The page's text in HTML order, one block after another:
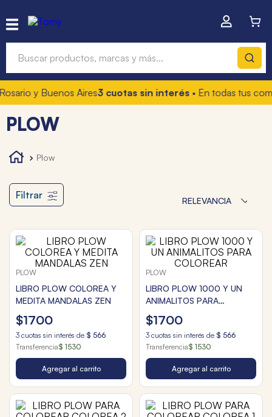
y Buenos Aires3 cuotas sin interés• En todas tus
PLOW
plow
Filtrar RELEVANCIA
PLOW
LIBRO PLOW COLOREA Y
MEDITA MANDALAS ZEN
$1700
3 cuotas sin interés de $ 566
Transferencia$ 1530
Agregar al carrito
PLOW
LIBRO PLOW 1000 Y UN
ANIMALITOS PARA
COLOREAR
$1700
3 cuotas sin interés de $ 566
Transferencia$ 1530
Agregar al carrito
Términos más buscados
1
hot wheels
3.
4. marcadores